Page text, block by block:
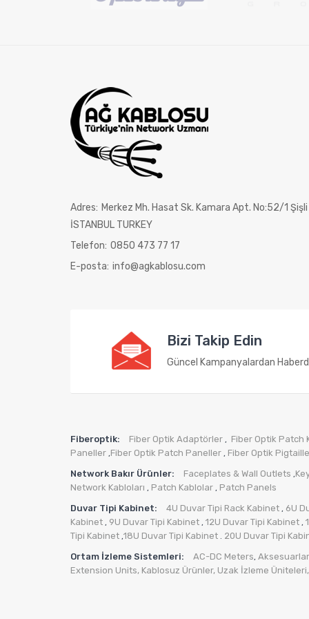
Adres: Merkez Mh. Hasat Sk. Kamara Apt. No:52/1 Şişli
İSTANBUL TURKEY
Telefon: 0850 473 77 17
E-posta: info@agkablosu.com
Bizi Takip Edin
Güncel Kampanyalardan
Fiberoptik: Fiber Optik Adaptörler , Fiber Optik Patch
Paneller ,Fiber Optik Patch Paneller , Fiber Optik
Network Bakır Ürünler:
Faceplates & Wall Outlets ,
Network Kabloları , Patch Kablolar , Patch Panels
Duvar Tipi Kabinet:
4U Duvar Tipi Rack Kabinet , 6U
Kabinet , 9U Duvar Tipi Kabinet , 12U Duvar Tipi Kabinet ,
Tipi Kabinet ,18U Duvar Tipi Kabinet . 20U Duvar Tipi
Ortam İzleme Sistemleri:
AC-DC Meters, Aksesuarlar
Extension Units, Kablosuz Ürünler, Uzak İzleme Üniteleri